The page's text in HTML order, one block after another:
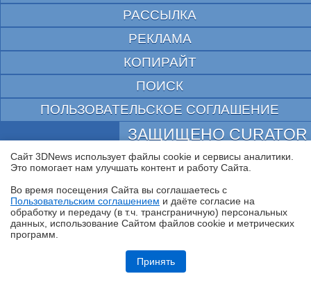
Обзор и тест системы жидкостного охлаждения DeepCool LT360 Vision
ARGB с 4,5-дюймовым экраном
РАССЫЛКА
РЕКЛАМА
КОПИРАЙТ
ПОИСК
ПОЛЬЗОВАТЕЛЬСКОЕ СОГЛАШЕНИЕ
ЗАЩИЩЕНО CURATOR
© 1997—2026 Электронное периодическое издание "3ДНьюс" | Свидетельство о
регистрации СМИ Эл ФС 77-22224
массовых коммуникаций и охране культурного наследия
При цитировании документа ссылка на сайт с указанием автора обязательна. Полное
заимствование документа является нарушением
российского и международного законодательства и возможно только с согласия
редакции 3DNews.
Сайт 3DNews использует файлы cookie и сервисы аналитики.
Это помогает нам улучшать контент и работу Cайта.
Во время посещения Cайта вы соглашаетесь с
Пользовательским соглашением и даёте согласие на
обработку и передачу (в т.ч. трансграничную) персональных
данных, использование Cайтом файлов cookie и метрических
программ.
Принять